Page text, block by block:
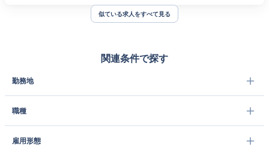
似ている求人をすべて見る
関連条件で探す
勤務地
職種
雇用形態